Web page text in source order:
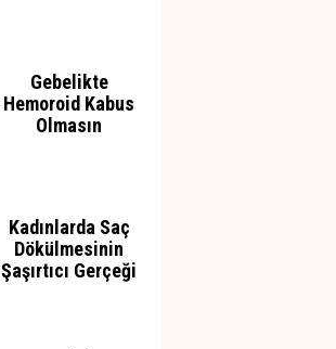
Gebelikte
Hemoroid Kabus
Olmasın
Kadınlarda Saç
Dökülmesinin
Şaşırtıcı Gerçeği